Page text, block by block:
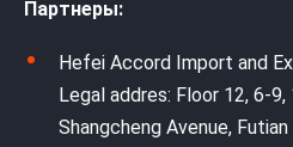
Партнеры:
Hefei Accord Import and
Legal addres: Floor 12, 6-9,
Shangcheng Avenue, Futian